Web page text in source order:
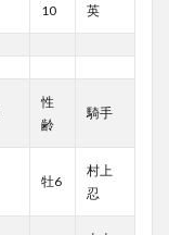
10
英
性
齢
騎手
牡6
村上
忍